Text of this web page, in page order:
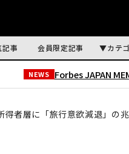
記事 会員限定記事 カテ
NEWS Forbes JAPAN
得者層に「旅行意欲減退」の